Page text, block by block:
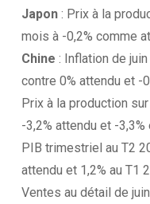
Japon: Prix à la
mois à -0,2% comme
Chine : Inflation de
contre 0% attendu et -
Prix à la production
-3,2% attendu et -3,3%
PIB trimestriel au T2
attendu et 1,2% au T1
Ventes au détail de